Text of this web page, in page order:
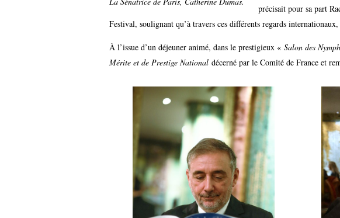
précisait pour sa part
Festival, soulignant qu’à travers ces différents regards
À l’issue d’un déjeuner animé, dans le prestigieux « Salon des
Mérite et de Prestige National décerné par le Comité de France et